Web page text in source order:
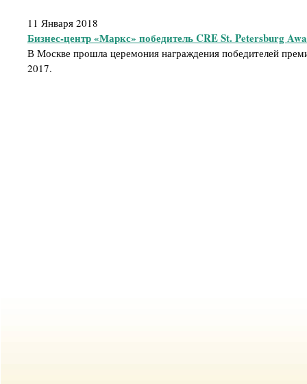
11 Января 2018
Бизнес-центр «Маркс» победитель CRE St. Petersburg
В Москве прошла церемония награждения победителей
2017.